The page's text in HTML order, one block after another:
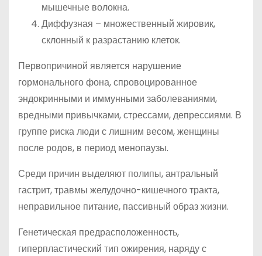
мышечные волокна.
Диффузная – множественный жировик,
склонный к разрастанию клеток.
Первопричиной является нарушение
гормонального фона, спровоцированное
эндокринными и иммунными заболеваниями,
вредными привычками, стрессами, депрессиями. В
группе риска люди с лишним весом, женщины
после родов, в период менопаузы.
Среди причин выделяют полипы, антральный
гастрит, травмы желудочно-кишечного тракта,
неправильное питание, пассивный образ жизни.
Генетическая предрасположенность,
гиперпластический тип ожирения, наряду с